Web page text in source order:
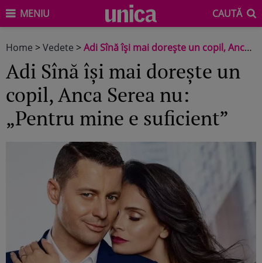
MENIU CAUTĂ
Home >Vedete >Adi Sînă își mai dorește un copil, Anca Serea nu: „Pentru mine e suficient”
Adi Sînă își mai dorește un
copil, Anca Serea nu:
„Pentru mine e suficient”